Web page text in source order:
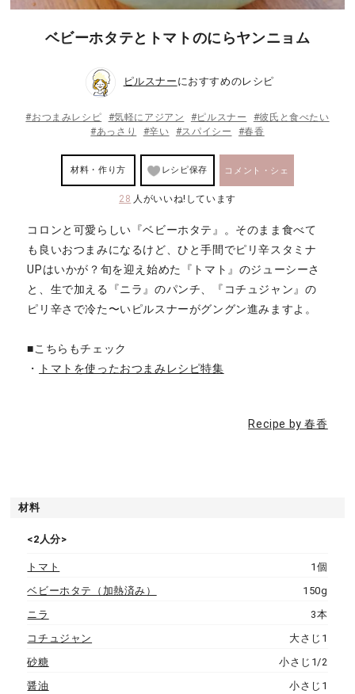
ベビーホタテとトマトのにらヤンニョム
ピルスナー におすすめのレシピ
#おつまみレシピ #気軽にアジアン #ピルスナー
#彼氏と食べたい
#あっさり
#辛い #スパイシー #春香
材料・作り方 レシピ保存 コメント・シェ
28 人がいいね!しています
コロンと可愛らしい『ベビーホタテ』。そのまま食べて
も良いおつまみになるけど、ひと手間でピリ辛スタミナ
UPはいかが？旬を迎え始めた『トマト』のジューシーさ
と、生で加える『ニラ』のパンチ、『コチュジャン』の
ピリ辛さで冷た〜いピルスナーがグングン進みますよ。
■こちらもチェック
・
トマトを使ったおつまみレシピ特集
Recipe by 春香
材料
<2人分>
トマト
1個
ベビーホタテ（加熱済み）
150g
ニラ
3本
コチュジャン
大さじ1
砂糖
小さじ1/2
醤油
小さじ1